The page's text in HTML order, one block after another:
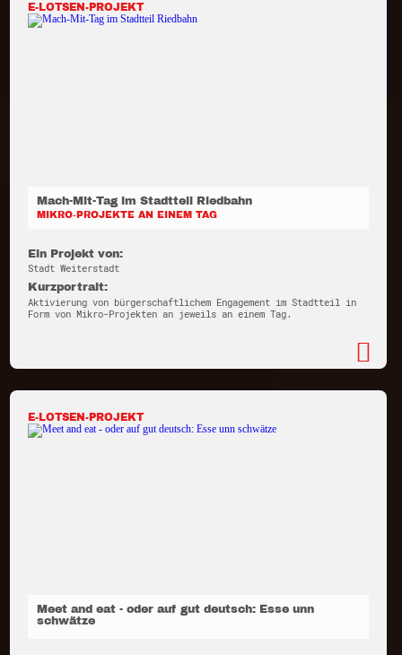
E-LOTSEN-PROJEKT
Mach-Mit-Tag im Stadtteil Riedbahn
MIKRO-PROJEKTE AN EINEM TAG
Ein Projekt von:
Stadt Weiterstadt
Kurzportrait:
Aktivierung von bürgerschaftlichem Engagement im Stadtteil in
Form von Mikro-Projekten an jeweils an einem Tag.
E-LOTSEN-PROJEKT
Meet and eat - oder auf gut deutsch: Esse unn
schwätze